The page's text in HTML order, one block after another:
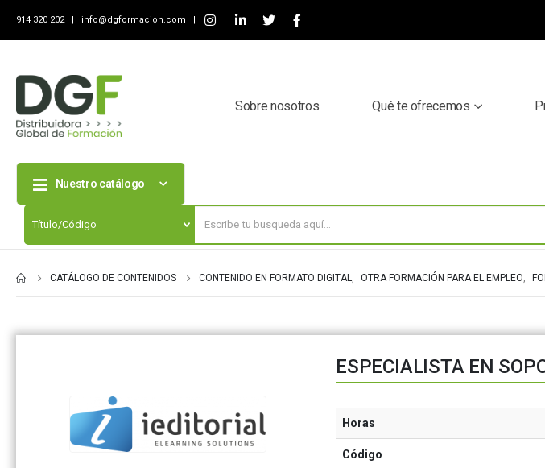
914 320 202 | info@dgformacion.com |
Sobre nosotros Qué te ofrecemos
Nuestro catálogo
CATÁLOGO DE CONTENIDOS CONTENIDO EN FORMATO DIGITAL, OTRA FORMACIÓN PARA EL EMPLEO,
ESPECIALISTA EN
Horas
Código